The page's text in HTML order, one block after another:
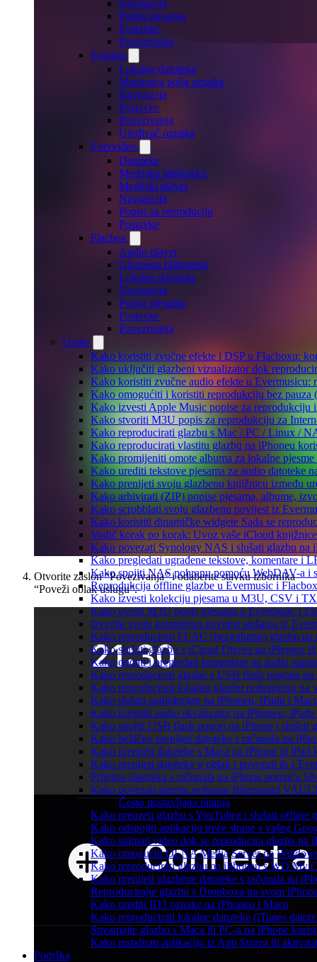
Navigacija
Popisi pjesama
Postavke
Povezivanja
Evertag
Lokalne datoteke
Mapiranja polja oznaka
Navigacija
Postavke
Povezivanja
Uređivač oznaka
Evervideo
Datoteke
Medijska biblioteka
Medijski player
Navigacija
Popisi za reproduciju
Postavke
Flacbox
Audio player
Glazbena biblioteka
Lokalne datoteke
Navigacija
Popisi pjesama
Postavke
Povezivanja
Upute
Kako koristiti zvučne efekte i DSP u Flacboxu:
Kako uključiti glazbeni vizualizator dok
Kako koristiti zvučne audio efekte u Evermusicu:
Kako omogućiti i koristiti reprodukciju bez pauza
Kako izvesti Apple Music popise za reprodukciju
Kako stvoriti M3U popis za reprodukciju za
Kako reproducirati glazbu s Mac / PC / Linux /
Kako reproducirati vlastitu glazbu na iPhoneu
Kako promijeniti omote albuma za lokalne
Kako urediti tekstove pjesama za audio datoteke
Kako prenijeti svoju glazbenu knjižnicu između
Kako arhivirati (ZIP) popise pjesama, albume,
Kako scrobblati svoju glazbenu povijest iz
Kako koristiti dinamičke widgete Sada se
Vodič korak po korak: Uvoz vaše iCloud
Kako povezati Synology NAS i slušati glazbu na
Kako pregledati ugrađene tekstove, komentare i
Kako spojiti NAS pohranu pomoću WebDAV-a i
Reprodukcija offline glazbe u Evermusic i
Kako izvesti kolekciju pjesama u M3U, CSV i
Kako uvesti M3U popis pjesama u Evermusic i
Izvezite svoju kompletnu povijest slušanja iz
Kako reproducirati FLAC (bezgubitnu) glazbu na
Kako slušati glazbu s iCloud Drivea na iPhoneu
Kako dodati i pregledati komentare na audio
Kako reproducirati glazbu s USB flash pogona
Kako reproducirati lokalnu glazbu pohranjenu na
Kako slušati audioknjige na iPhoneu, iPadu i
Kako koristiti audio ekvalizator na iPhoneu,
Kako spojiti USB flash pogon na iPhone i slušati
Kako bežično prenijeti datoteke s računala na
Kako prenijeti datoteke s Maca na iPhone ili iPad
Kako prenijeti datoteke u oblak i povezati ih s
Prijenos datoteka s računala na iPhone pomoću
Kako povezati internu pohranu Bluesound
Često postavljana pitanja
Kako preuzeti glazbu s YouTubea i slušati offline
Kako odspojiti aplikaciju treće strane s vašeg
Kako snimati video dok se reproducira glazba na
Kako omogućiti DLNA Media Server na
Kako reproducirati glazbu na iPhoneu s WD My
Kako prenijeti glazbene datoteke s računala na
Reproducirajte glazbu s Dropboxa na svom
Kako urediti ID3 oznake na iPhoneu i Macu
Kako reproducirati lokalne datoteke (iTunes
Streamajte glazbu s Maca ili PC-a na iPhone
Kako instalirati aplikaciju iz App Storea ili
Podrška
Otvorite zaslon “Povezivanja” i odaberite stavku izbornika
“Poveži oblak uslugu”.